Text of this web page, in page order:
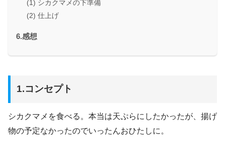
(1) シカクマメの下準備
(2) 仕上げ
6.感想
1.コンセプト
シカクマメを食べる。本当は天ぷらにしたかったが、揚げ
物の予定なかったのでいったんおひたしに。